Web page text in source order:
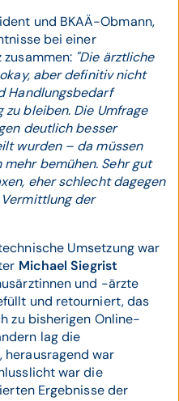
und BKAÄ-Obmann,
bei einer
zusammen: "Die ärztliche
aber definitiv nicht
Handlungsbedarf
zu bleiben. Die Umfrage
deutlich besser
wurden – da müssen
bemühen. Sehr gut
eher schlecht dagegen
der
Umsetzung war
Michael Siegrist
und -ärzte
und retourniert, das
zu bisherigen Online-
lag die
herausragend war
war die
Ergebnisse der